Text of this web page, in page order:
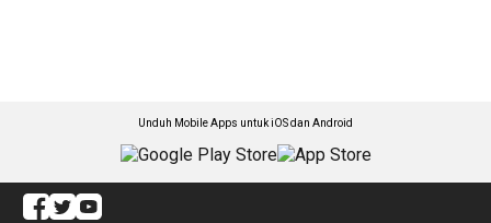
Unduh Mobile Apps untuk iOS dan Android